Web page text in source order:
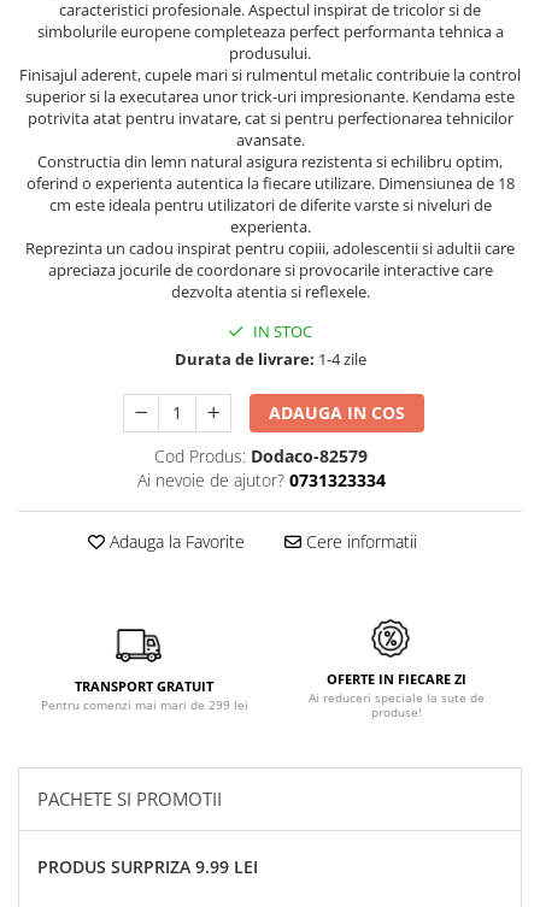
caracteristici profesionale. Aspectul inspirat de tricolor si de
simbolurile europene completeaza perfect performanta tehnica a
produsului.
Finisajul aderent, cupele mari si rulmentul metalic contribuie la control
superior si la executarea unor trick-uri impresionante. Kendama este
potrivita atat pentru invatare, cat si pentru perfectionarea tehnicilor
avansate.
Constructia din lemn natural asigura rezistenta si echilibru optim,
oferind o experienta autentica la fiecare utilizare. Dimensiunea de 18
cm este ideala pentru utilizatori de diferite varste si niveluri de
experienta.
Reprezinta un cadou inspirat pentru copiii, adolescentii si adultii care
apreciaza jocurile de coordonare si provocarile interactive care
dezvolta atentia si reflexele.
IN STOC
Durata de livrare: 1-4 zile
ADAUGA IN COS
Cod Produs: Dodaco-82579
Ai nevoie de ajutor? 0731323334
Adauga la Favorite Cere informatii
TRANSPORT GRATUIT
Pentru comenzi mai mari de 299 lei
OFERTE IN FIECARE ZI
Ai reduceri speciale la sute de
produse!
PACHETE SI PROMOTII
PRODUS SURPRIZA 9.99 LEI